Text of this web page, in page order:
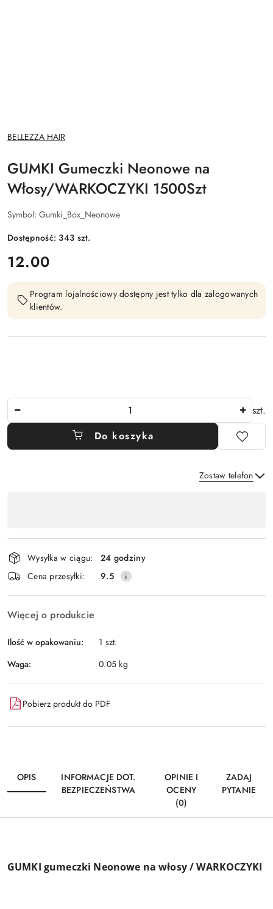
NAZWA
PRODUCENTA:
BELLEZZA HAIR
GUMKI Gumeczki Neonowe na
Włosy/WARKOCZYKI 1500Szt
Symbol: Gumki_Box_Neonowe
Dostępność:343 szt.
cena:
12.00
Program lojalnościowy dostępny jest tylko dla zalogowanych
klientów.
szt.
Do koszyka
Zostaw telefon
płatność
i
dostawa
Wysyłka w ciągu:
24 godziny
Cena przesyłki:
9.5
Więcej o produkcie
Ilość w opakowaniu:
1 szt.
Waga:
0.05 kg
Pobierz produkt do PDF
OPIS
INFORMACJE DOT.
BEZPIECZEŃSTWA
OPINIE I
OCENY
(0)
ZADAJ
PYTANIE
GUMKI gumeczki Neonowe na włosy / WARKOCZYKI